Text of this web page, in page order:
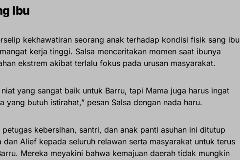
Ibu
kekhawatiran seorang anak terhadap kondisi fisik sang ibu
kerja tinggi. Salsa menceritakan momen saat ibunya
ekstrem akibat terlalu fokus pada urusan masyarakat.
yang sangat baik untuk Barru, tapi Mama juga harus ingat
yang butuh istirahat,” pesan Salsa dengan nada haru.
kebersihan, santri, dan anak panti asuhan ini ditutup
dan Alief kepada seluruh relawan serta masyarakat untuk terus
Mereka meyakini bahwa kemajuan daerah tidak mungkin